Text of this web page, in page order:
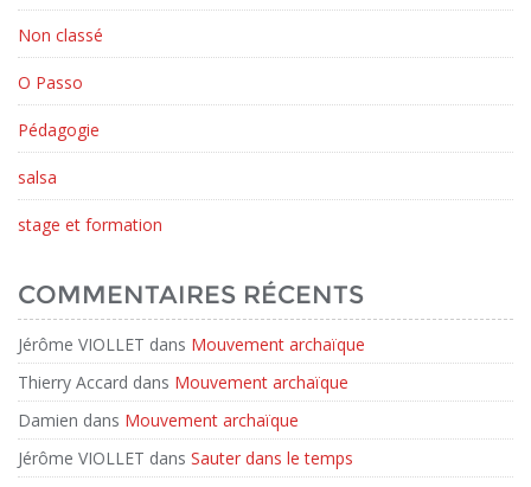
Non classé
O Passo
Pédagogie
salsa
stage et formation
COMMENTAIRES RÉCENTS
Jérôme VIOLLET dans Mouvement archaïque
Thierry Accard dans Mouvement archaïque
Damien dans Mouvement archaïque
Jérôme VIOLLET dans Sauter dans le temps